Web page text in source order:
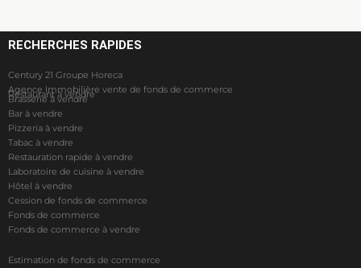
RECHERCHES RAPIDES
Century 21 Groupe Horeca
Agence Immobilière vente de fonds de commerce
Restaurant à vendre
Brasserie à vendre
Bar à vendre
Pizzeria à vendre
Tabac à vendre
Restauration rapide à vendre
Laboratoire de cuisine à vendre
Hôtel à vendre
Cession de fonds de commerce
Fonds de commerce
Fonds de commerce à vendre
Estimation de fonds de commerce